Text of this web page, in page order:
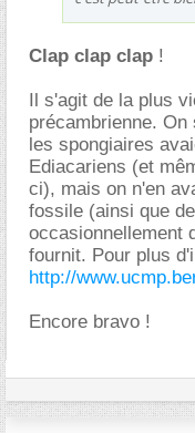
Clap clap clap !
Il s'agit de la plus
précambrienne.
les spongiaires
Ediacariens (et
ci), mais on n'en
fossile (ainsi que
occasionnellement
fournit. Pour plus
http://
Encore bravo !